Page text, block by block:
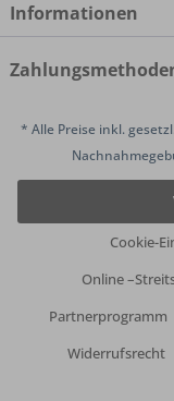
Informationen
* Alle Preise inkl.
Cookie-
Online
Partnerprogramm
Widerrufsrecht